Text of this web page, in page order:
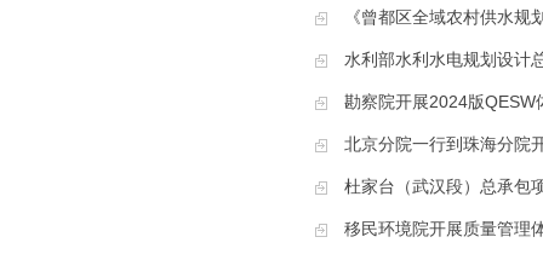
《曾都区全域农村供水规
水利部水利水电规划设计
勘察院开展2024版QESW
北京分院一行到珠海分院
杜家台（武汉段）总承包
移民环境院开展质量管理